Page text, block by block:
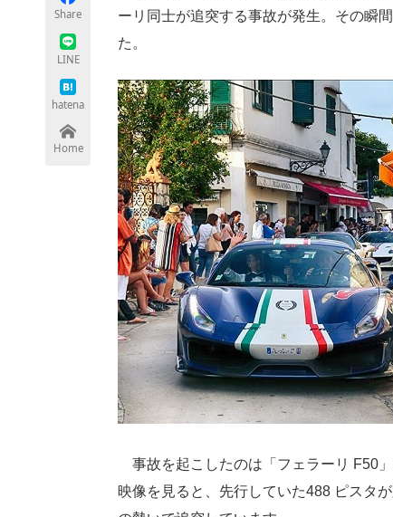
Share
LINE
hatena
Home
ーリ同士が追突する事故が発生。その瞬
た。
事故を起こしたのは「フェラーリ F50
映像を見ると、先行していた488 ピスタ